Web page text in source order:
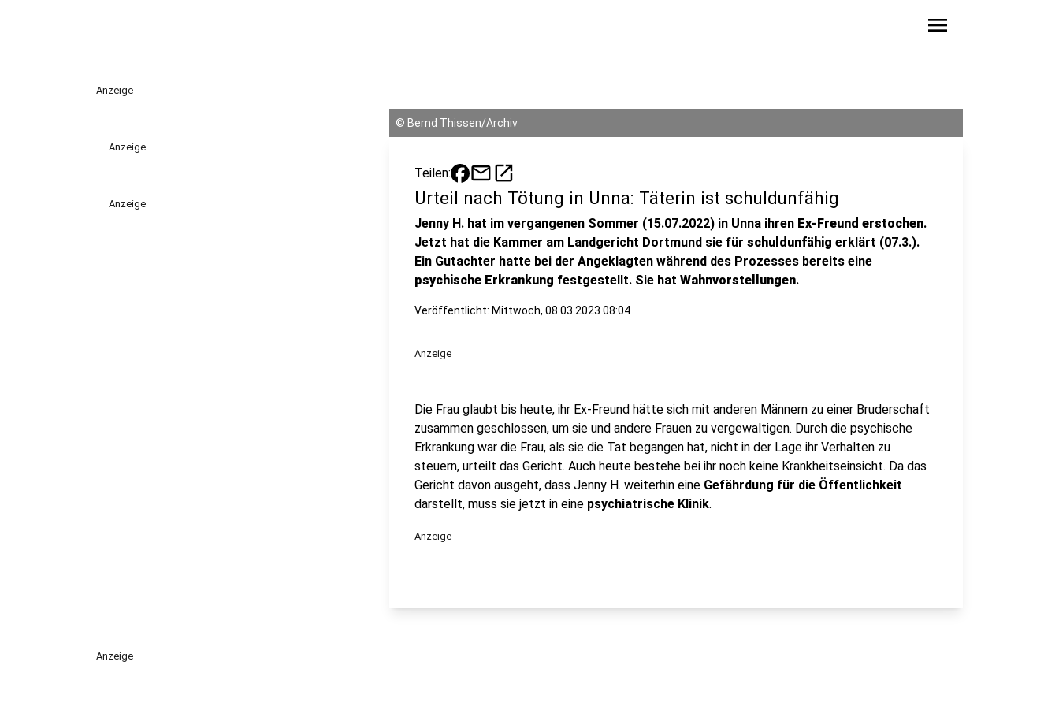
menu
Anzeige
Anzeige
Anzeige
© Bernd Thissen/Archiv
Teilen: mailopen_in_new
Urteil nach Tötung in Unna: Täterin ist schuldunfähig
Jenny H. hat im vergangenen Sommer (15.07.2022) in Unna ihren Ex-Freund erstochen.
Jetzt hat die Kammer am Landgericht Dortmund sie für schuldunfähig erklärt (07.3.).
Ein Gutachter hatte bei der Angeklagten während des Prozesses bereits eine
psychische Erkrankung festgestellt. Sie hat Wahnvorstellungen.
Veröffentlicht: Mittwoch, 08.03.2023 08:04
Anzeige
Die Frau glaubt bis heute, ihr Ex-Freund hätte sich mit anderen Männern zu einer Bruderschaft
zusammen geschlossen, um sie und andere Frauen zu vergewaltigen. Durch die psychische
Erkrankung war die Frau, als sie die Tat begangen hat, nicht in der Lage ihr Verhalten zu
steuern, urteilt das Gericht. Auch heute bestehe bei ihr noch keine Krankheitseinsicht. Da das
Gericht davon ausgeht, dass Jenny H. weiterhin eine Gefährdung für die Öffentlichkeit
darstellt, muss sie jetzt in eine psychiatrische Klinik.
Anzeige
Anzeige